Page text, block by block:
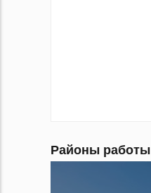
Районы работы